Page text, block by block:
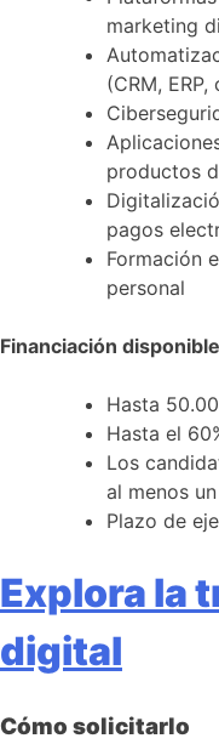
marketing
(CRM,
productos
pagos
Formación
personal
Financiación
Hasta
Hasta el
Los
al menos
Plazo de
Explora la
digital
Cómo solicitarlo